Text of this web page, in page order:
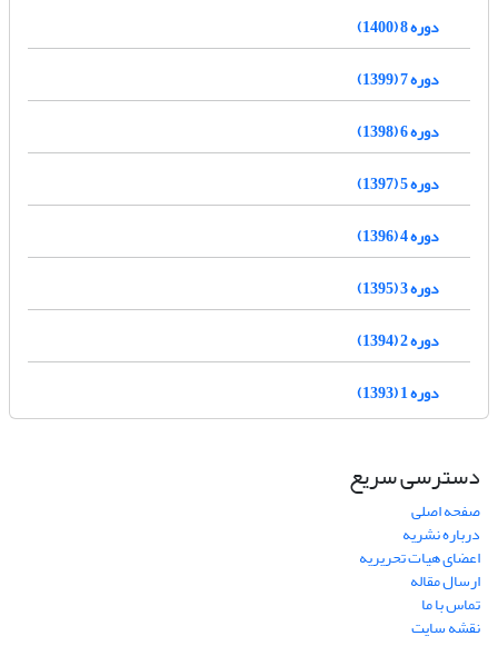
دوره 8 (1400)
دوره 7 (1399)
دوره 6 (1398)
دوره 5 (1397)
دوره 4 (1396)
دوره 3 (1395)
دوره 2 (1394)
دوره 1 (1393)
دسترسی سریع
صفحه اصلی
درباره نشریه
اعضای هیات تحریریه
ارسال مقاله
تماس با ما
نقشه سایت